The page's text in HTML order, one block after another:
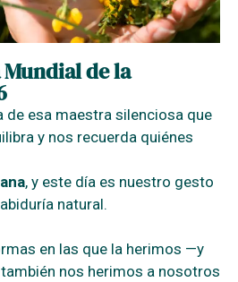
de la
de esa maestra silenciosa que
y nos recuerda quiénes
, y este día es nuestro gesto
natural.
en las que la herimos —y
nos herimos a nosotros